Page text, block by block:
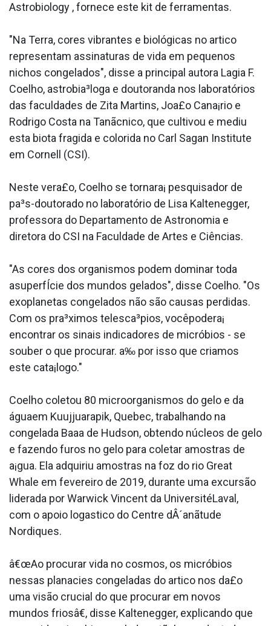
Astrobiology , fornece este kit de ferramentas.
"Na Terra, cores vibrantes e biológicas no artico
representam assinaturas de vida em pequenos
nichos congelados", disse a principal autora La­gia F.
Coelho, astrobia³loga e doutoranda nos laboratórios
das faculdades de Zita Martins, Joa£o Cana¡rio e
Rodrigo Costa na Tanãcnico, que cultivou e mediu
esta biota fra­gida e colorida no Carl Sagan Institute
em Cornell (CSI).
Neste vera£o, Coelho se tornara¡ pesquisador de
pa³s-doutorado no laboratório de Lisa Kaltenegger,
professora do Departamento de Astronomia e
diretora do CSI na Faculdade de Artes e Ciências.
"As cores dos organismos podem dominar toda
asuperfÍcie dos mundos gelados", disse Coelho. "Os
exoplanetas congelados não são causas perdidas.
Com os pra³ximos telesca³pios, vocêpodera¡
encontrar os sinais indicadores de micróbios - se
souber o que procurar. a‰ por isso que criamos
este cata¡logo."
Coelho coletou 80 microorganismos do gelo e da
águaem Kuujjuarapik, Quebec, trabalhando na
congelada Baa­a de Hudson, obtendo núcleos de gelo
e fazendo furos no gelo para coletar amostras de
a¡gua. Ela adquiriu amostras na foz do rio Great
Whale em fevereiro de 2019, durante uma excursão
liderada por Warwick Vincent da UniversitéLaval,
com o apoio loga­stico do Centre dÂ´anãtude
Nordiques.
â€œAo procurar vida no cosmos, os micróbios
nessas plana­cies congeladas do artico nos da£o
uma visão crucial do que procurar em novos
mundos friosâ€, disse Kaltenegger, explicando que